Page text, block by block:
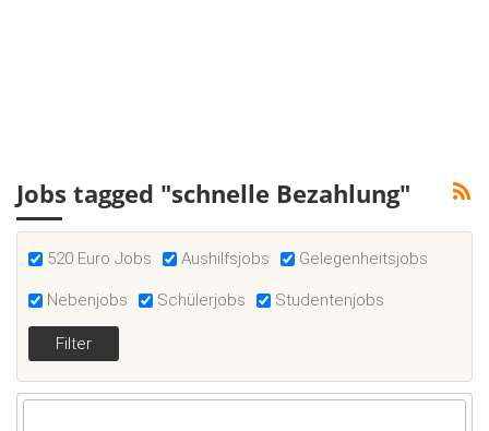
Jobs tagged "schnelle Bezahlung"
520 Euro Jobs Aushilfsjobs Gelegenheitsjobs
Nebenjobs Schülerjobs Studentenjobs